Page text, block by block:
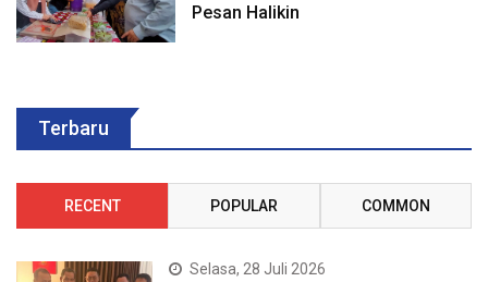
Pesan Halikin
Terbaru
RECENT POPULAR COMMON
Selasa, 28 Juli 2026